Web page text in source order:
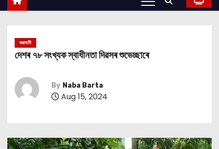
গুৱাহাটী
দেশৰ ৭৮ সংখ্যক স্বাধীনতা দিৱসৰ শুভেচ্ছাৰে
By Naba Barta
Aug 15, 2024